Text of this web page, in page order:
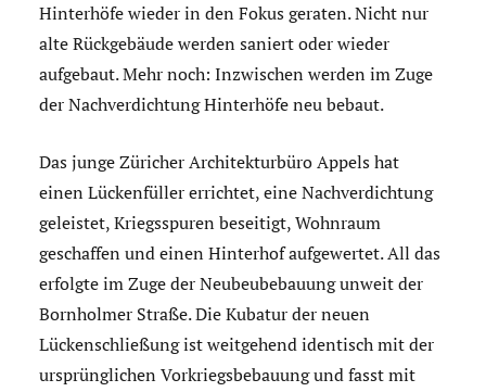
Hinterhöfe wieder in den Fokus geraten. Nicht nur
alte Rückgebäude werden saniert oder wieder
aufgebaut. Mehr noch: Inzwischen werden im Zuge
der Nachverdichtung Hinterhöfe neu bebaut.
Das junge Züricher Architekturbüro Appels hat
einen Lückenfüller errichtet, eine Nachverdichtung
geleistet, Kriegsspuren beseitigt, Wohnraum
geschaffen und einen Hinterhof aufgewertet. All das
erfolgte im Zuge der Neubeubebauung unweit der
Bornholmer Straße. Die Kubatur der neuen
Lückenschließung ist weitgehend identisch mit der
ursprünglichen Vorkriegsbebauung und fasst mit